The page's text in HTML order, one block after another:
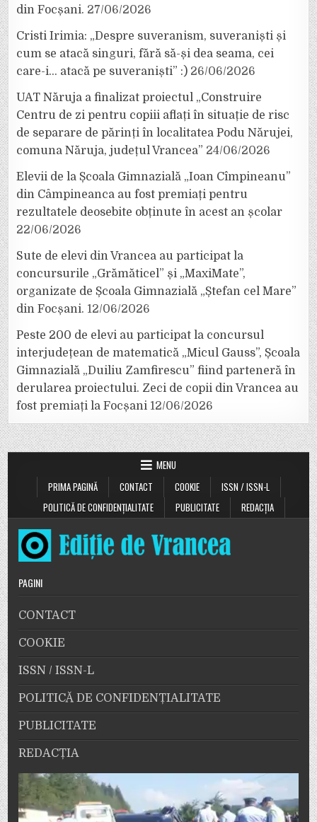
din Focșani. 27/06/2026
Cristi Irimia: „Despre suveranism, suveraniști și
cum se atacă singuri, fără să-și dea seama, cei
care-i… atacă pe suveraniști” :) 26/06/2026
UAT Năruja a finalizat proiectul „Construire
Centru de zi pentru copiii aflați în situație de risc
de separare de părinți în localitatea Podu Nărujei,
comuna Năruja, județul Vrancea” 24/06/2026
Elevii de la Școala Gimnazială „Ioan Cîmpineanu”
din Câmpineanca au fost premiați pentru
rezultatele deosebite obținute în acest an școlar
22/06/2026
Sute de elevi din Vrancea au participat la
concursurile „Grămăticel” și „MaxiMate”,
organizate de Școala Gimnazială „Ștefan cel Mare”
din Focșani. 12/06/2026
Peste 200 de elevi au participat la concursul
interjudețean de matematică „Micul Gauss”, Școala
Gimnazială „Duiliu Zamfirescu” fiind parteneră în
derularea proiectului. Zeci de copii din Vrancea au
fost premiați la Focșani 12/06/2026
MENU
PRIMA PAGINĂ
CONTACT COOKIE
ISSN / ISSN-L
POLITICĂ DE CONFIDENȚIALITATE
PUBLICITATE REDACȚIA
PAGINI
CONTACT
COOKIE
ISSN / ISSN-L
POLITICĂ DE CONFIDENȚIALITATE
PUBLICITATE
REDACȚIA